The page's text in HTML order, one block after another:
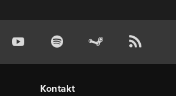
Kontakt